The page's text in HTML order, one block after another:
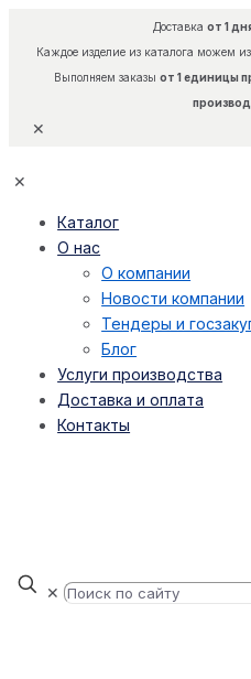
Доставка от 1
Каждое изделие из каталога можем
Выполняем заказы от 1 единицы
✕
✕
Каталог
О нас
О компании
Новости компании
Тендеры и
Блог
Услуги производства
Доставка и оплата
Контакты
✕